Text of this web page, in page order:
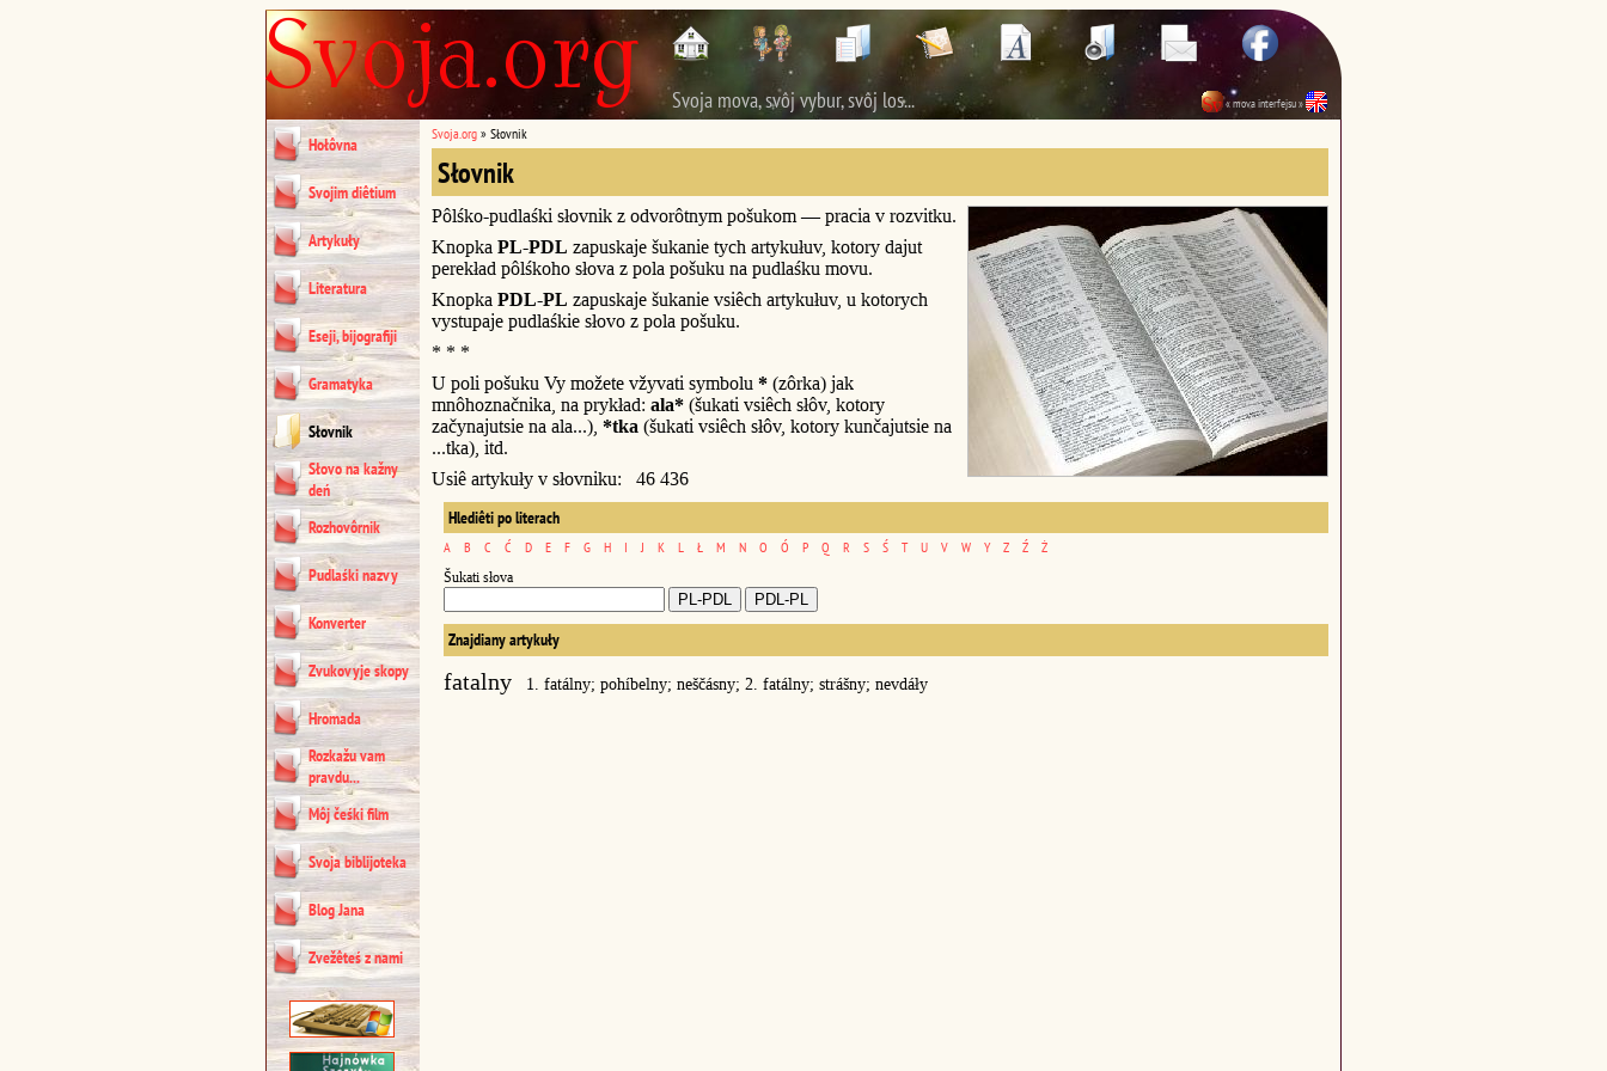
Svoja mova, svôj vybur, svôj los... « mova interfejsu »
Hołôvna
Svojim diêtium
Artykuły
Literatura
Eseji, bijografiji
Gramatyka
Słovnik
Słovo na kažny
deń
Rozhovôrnik
Pudlaśki nazvy
Konverter
Zvukovyje skopy
Hromada
Rozkažu vam
pravdu...
Môj čeśki film
Svoja biblijoteka
Blog Jana
Zvežêteś z nami
Svoja.org » Słovnik
Słovnik
Pôlśko-pudlaśki słovnik z odvorôtnym pošukom — pracia v rozvitku.
Knopka PL-PDL zapuskaje šukanie tych artykułuv, kotory dajut
perekład pôlśkoho słova z pola pošuku na pudlaśku movu.
Knopka PDL-PL zapuskaje šukanie vsiêch artykułuv, u kotorych
vystupaje pudlaśkie słovo z pola pošuku.
* * *
U poli pošuku Vy možete vžyvati symbolu * (zôrka) jak
mnôhoznačnika, na prykład: ala* (šukati vsiêch słôv, kotory
začynajutsie na ala...), *tka (šukati vsiêch słôv, kotory kunčajutsie na
...tka), itd.
Usiê artykuły v słovniku: 46 436
Hlediêti po literach
A B C Ć D E F G H I J K L Ł M N O Ó P Q R S Ś T U V W Y Z Ź Ż
Šukati słova
Znajdiany artykuły
fatalny 1. fatálny; pohíbelny; neščásny; 2. fatálny; strášny; nevdáły